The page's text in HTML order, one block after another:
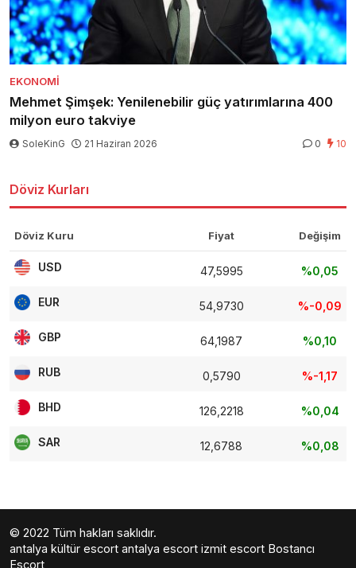
EKONOMI
Mehmet Şimşek: Yenilenebilir güç yatırımlarına 400
milyon euro takviye
SoleKinG 21 Haziran 2026 0 10
Döviz Kurları
Döviz Kuru Fiyat Değişim
USD 47,5995 %0,05
EUR 54,9730 %-0,09
GBP 64,1987 %0,10
RUB 0,5790 %-1,17
BHD 126,2218 %0,04
SAR 12,6788 %0,08
© 2022 Tüm hakları saklıdır.
antalya kültür escort antalya escort izmit escort Bostancı
Escort